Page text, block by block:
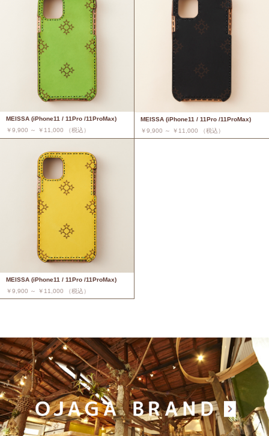
MEISSA (iPhone11 / 11Pro /11ProMax)
￥9,900 ～ ￥11,000 （税込）
MEISSA (iPhone11 / 11Pro /11ProMax)
￥9,900 ～ ￥11,000 （税込）
MEISSA (iPhone11 / 11Pro /11ProMax)
￥9,900 ～ ￥11,000 （税込）